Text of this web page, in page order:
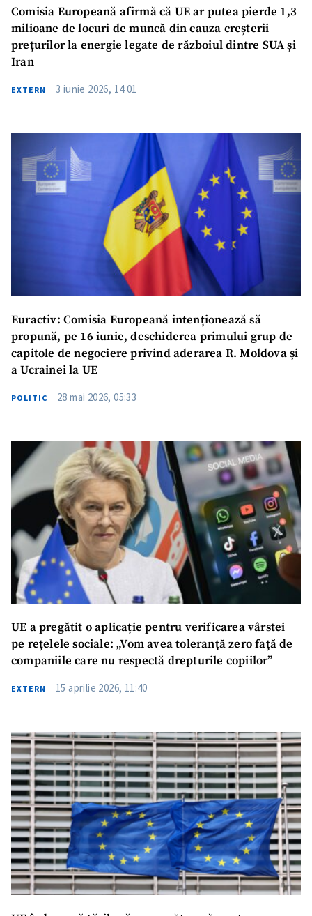
Comisia Europeană afirmă că UE ar putea pierde 1,3
milioane de locuri de muncă din cauza creșterii
prețurilor la energie legate de războiul dintre SUA și
Iran
EXTERN 3 iunie 2026, 14:01
Euractiv: Comisia Europeană intenționează să
propună, pe 16 iunie, deschiderea primului grup de
capitole de negociere privind aderarea R. Moldova și
a Ucrainei la UE
POLITIC 28 mai 2026, 05:33
UE a pregătit o aplicație pentru verificarea vârstei
pe rețelele sociale: „Vom avea toleranță zero față de
companiile care nu respectă drepturile copiilor”
EXTERN 15 aprilie 2026, 11:40